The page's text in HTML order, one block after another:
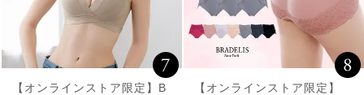
【オンラインストア限定】B
【オンラインストア限定】